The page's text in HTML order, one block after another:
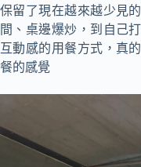
保留了現在越來越少見
間、桌邊爆炒，到自己
互動感的用餐方式，真
餐的感覺